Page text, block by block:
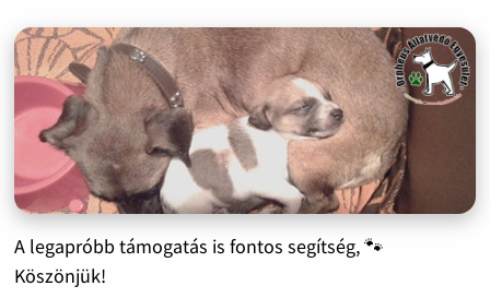
A legapróbb támogatás is fontos segítség, 🐾
Köszönjük!